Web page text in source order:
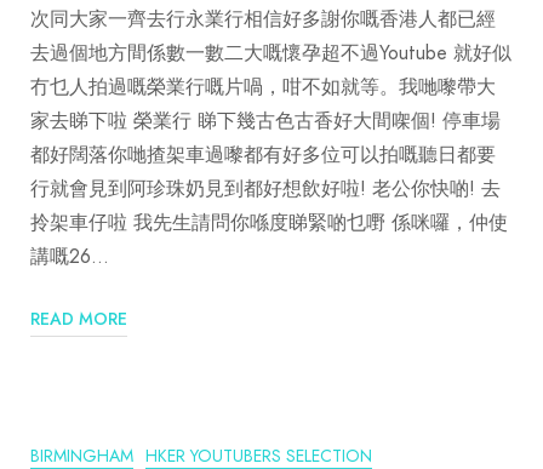
次同大家一齊去行永業行相信好多謝你嘅香港人都已經
去過個地方間係數一數二大嘅懷孕超不過Youtube 就好似
冇乜人拍過嘅榮業行嘅片喎，咁不如就等。我哋嚟帶大
家去睇下啦 榮業行 睇下幾古色古香好大間㗎個! 停車場
都好闊落你哋揸架車過嚟都有好多位可以拍嘅聽日都要
行就會見到阿珍珠奶見到都好想飲好啦! 老公你快啲! 去
拎架車仔啦 我先生請問你喺度睇緊啲乜嘢 係咪囉，仲使
講嘅26…
READ MORE
BIRMINGHAM HKER YOUTUBERS SELECTION